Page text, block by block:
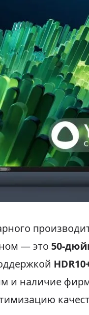
— это 50-
и наличие